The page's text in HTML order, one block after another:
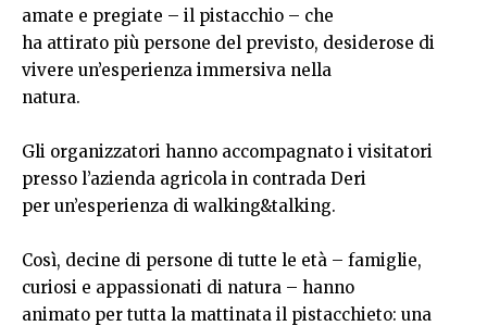
amate e pregiate – il pistacchio – che
ha attirato più persone del previsto, desiderose di
vivere un’esperienza immersiva nella
natura.
Gli organizzatori hanno accompagnato i visitatori
presso l’azienda agricola in contrada Deri
per un’esperienza di walking&talking.
Così, decine di persone di tutte le età – famiglie,
curiosi e appassionati di natura – hanno
animato per tutta la mattinata il pistacchieto: una